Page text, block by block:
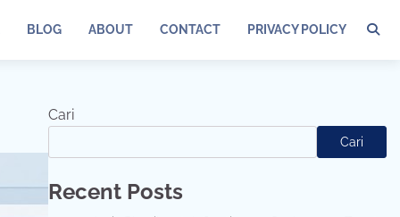
BLOG ABOUT CONTACT PRIVACY POLICY
Cari
Cari
Recent Posts